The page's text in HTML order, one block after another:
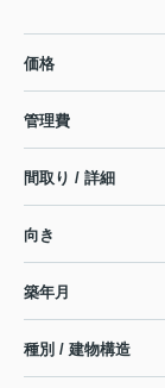
価格
管理費
間取り / 詳細
向き
築年月
種別 / 建物構造